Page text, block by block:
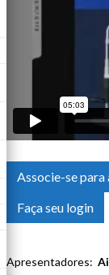
Associe-se
Faça seu login
Apresentadores: